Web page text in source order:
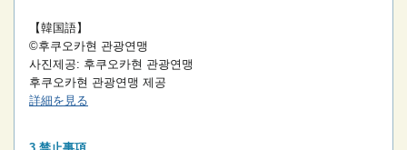
【韓国語】
©후쿠오카현 관광연맹
사진제공: 후쿠오카현 관광연맹
후쿠오카현 관광연맹 제공
詳細を見る